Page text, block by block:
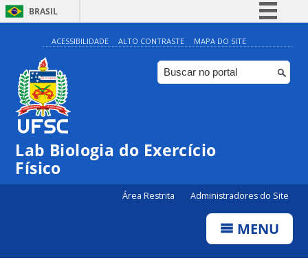
BRASIL
Simplifique!
Comunica BR
Participe
Canais
ACESSIBILIDADE ALTO CONTRASTE MAPA DO SITE
Lab Biologia do Exercício
Físico
Área Restrita Administradores do Site
MENU